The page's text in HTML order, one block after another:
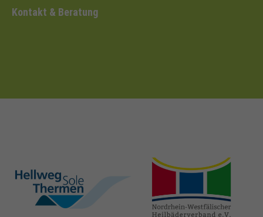
Kontakt & Beratung
hellweg-sole-
thermen.de
heilbaeder.de